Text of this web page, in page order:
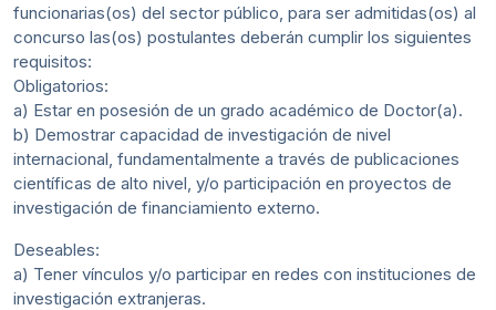
funcionarias(os) del sector público, para ser admitidas(os) al
concurso las(os) postulantes deberán cumplir los siguientes
requisitos:
Obligatorios:
a) Estar en posesión de un grado académico de Doctor(a).
b) Demostrar capacidad de investigación de nivel
internacional, fundamentalmente a través de publicaciones
científicas de alto nivel, y/o participación en proyectos de
investigación de financiamiento externo.
Deseables:
a) Tener vínculos y/o participar en redes con instituciones de
investigación extranjeras.